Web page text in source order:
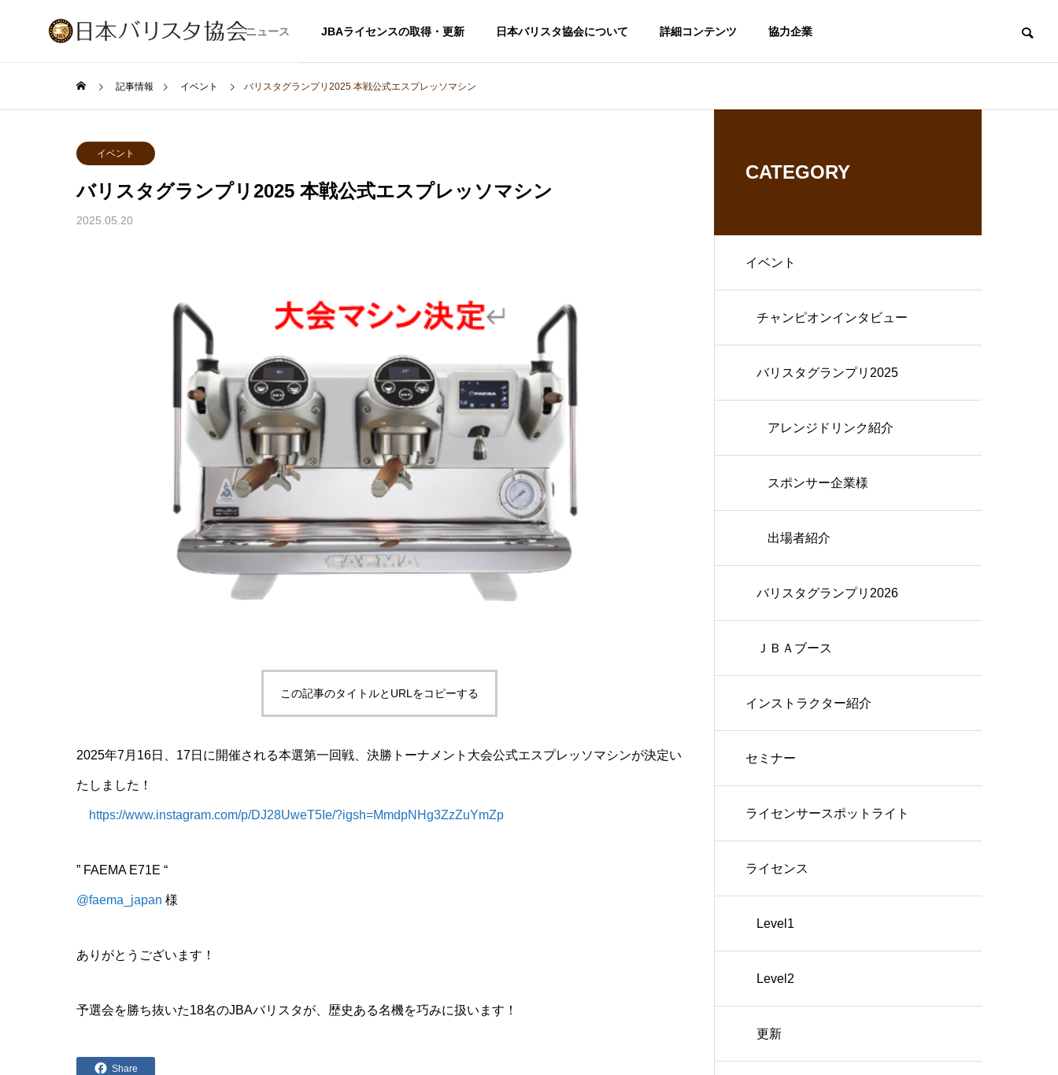
ニュース JBAライセンスの取得・更新 日本バリスタ協会について 詳細コンテンツ 協力企業
記事情報 イベント バリスタグランプリ2025 本戦公式エスプレッソマシン
イベント
バリスタグランプリ2025 本戦公式エスプレッソマシン
2025.05.20
この記事のタイトルとURLをコピーする
2025年7月16日、17日に開催される本選第一回戦、決勝トーナメント大会公式エスプレッソマシンが決定い
たしました！
https://www.instagram.com/p/DJ28UweT5Ie/?igsh=MmdpNHg3ZzZuYmZp
” FAEMA E71E “
@faema_japan 様
ありがとうございます！
予選会を勝ち抜いた18名のJBAバリスタが、歴史ある名機を巧みに扱います！
Share
CATEGORY
イベント
チャンピオンインタビュー
バリスタグランプリ2025
アレンジドリンク紹介
スポンサー企業様
出場者紹介
バリスタグランプリ2026
ＪＢＡブース
インストラクター紹介
セミナー
ライセンサースポットライト
ライセンス
Level1
Level2
更新